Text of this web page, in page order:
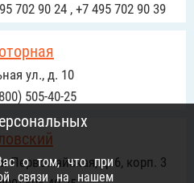
702 90 24 , +7 495 702 90 39
ул., д. 10
505-40-25
Первомайская, д. 6, корп. 3
о том, что при
связи на нашем